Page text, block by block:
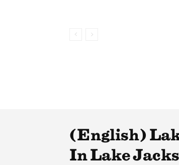
(English)
In Lake